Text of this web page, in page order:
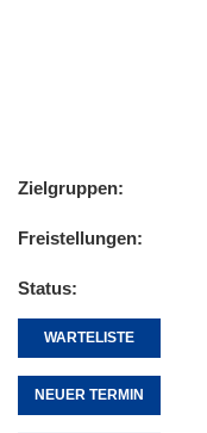
Zielgruppen
Freistellungen
Status
WARTELISTE
NEUER TERMIN